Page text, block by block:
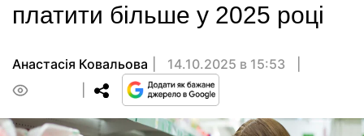
платити більше у 2025 році
Анастасія Ковальова
14.10.2025 в 15:53